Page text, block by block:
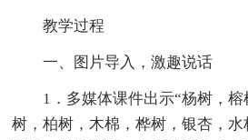
教学过程
一、图片导入，激趣说话
1．多媒体课件出示“杨树，
树，柏树，木棉，桦树，银杏，